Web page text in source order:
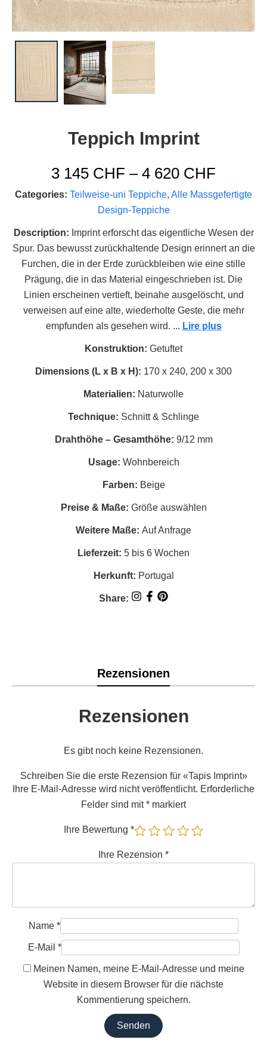
Teppich Imprint
3 145 CHF – 4 620 CHF
de
prix :
145
à
4
620
Categories: Teilweise-uni Teppiche, Alle Massgefertigte
Design-Teppiche
Description: Imprint erforscht das eigentliche Wesen der
Spur. Das bewusst zurückhaltende Design erinnert an die
Furchen, die in der Erde zurückbleiben wie eine stille
Prägung, die in das Material eingeschrieben ist. Die
Linien erscheinen vertieft, beinahe ausgelöscht, und
verweisen auf eine alte, wiederholte Geste, die mehr
empfunden als gesehen wird. ... Lire plus
Konstruktion: Getuftet
Dimensions (L x B x H): 170 x 240, 200 x 300
Materialien: Naturwolle
Technique: Schnitt & Schlinge
Drahthöhe – Gesamthöhe: 9/12 mm
Usage: Wohnbereich
Farben: Beige
Preise & Maße: Größe auswählen
Weitere Maße: Auf Anfrage
Lieferzeit: 5 bis 6 Wochen
Herkunft: Portugal
Share:
Rezensionen
Rezensionen
Es gibt noch keine Rezensionen.
Schreiben Sie die erste Rezension für «Tapis Imprint»
Ihre E-Mail-Adresse wird nicht veröffentlicht. Erforderliche
Felder sind mit* markiert
Ihre Bewertung *
Ihre Rezension *
Name *
E-Mail *
Meinen Namen, meine E-Mail-Adresse und meine
Website in diesem Browser für die nächste
Kommentierung speichern.